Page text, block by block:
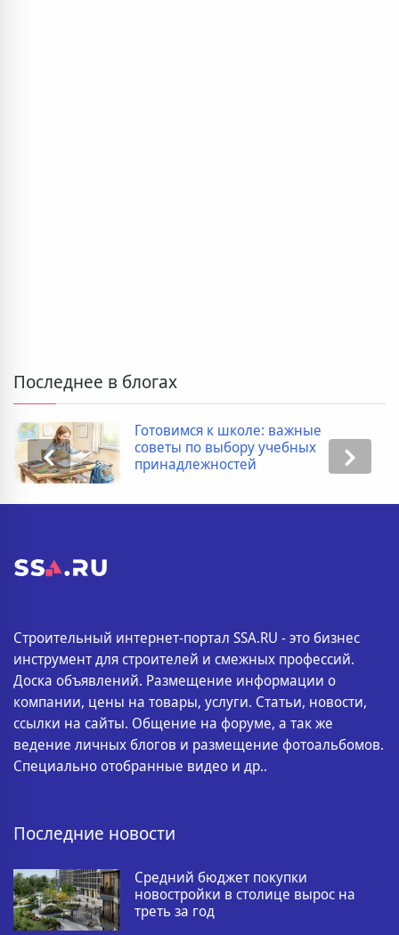
Последнее в блогах
Готовимся к школе: важные
советы по выбору учебных
принадлежностей
Строительный интернет-портал SSA.RU - это бизнес
инструмент для строителей и смежных профессий.
Доска объявлений. Размещение информации о
компании, цены на товары, услуги. Статьи, новости,
ссылки на сайты. Общение на форуме, а так же
ведение личных блогов и размещение фотоальбомов.
Специально отобранные видео и др..
Последние новости
Средний бюджет покупки
новостройки в столице вырос на
треть за год